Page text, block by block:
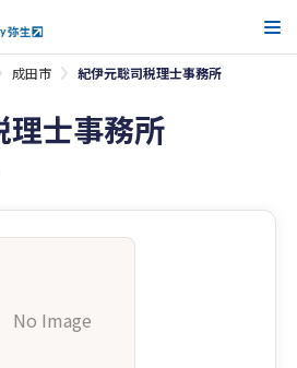
成田市 紀伊元聡司税理士事務所
理士事務所
No Image